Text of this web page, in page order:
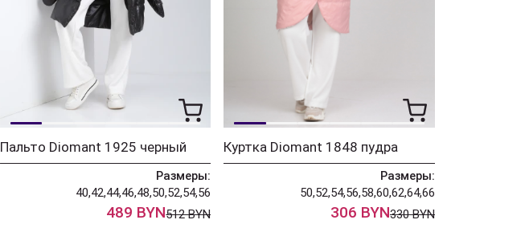
Пальто Diomant 1925 черный
Размеры:
40,42,44,46,48,50,52,54,56
489 BYN512 BYN
Куртка Diomant 1848 пудра
Размеры:
50,52,54,56,58,60,62,64,66
306 BYN330 BYN